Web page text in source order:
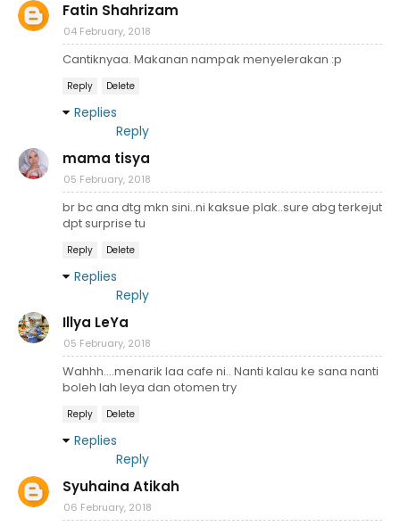
Fatin Shahrizam
04 February, 2018
Cantiknyaa. Makanan nampak menyelerakan :p
Reply Delete
Replies
Reply
mama tisya
05 February, 2018
br bc ana dtg mkn sini..ni kaksue plak..sure abg terkejut
dpt surprise tu
Reply Delete
Replies
Reply
Illya LeYa
05 February, 2018
Wahhh....menarik laa cafe ni.. Nanti kalau ke sana nanti
boleh lah leya dan otomen try
Reply Delete
Replies
Reply
Syuhaina Atikah
06 February, 2018